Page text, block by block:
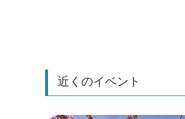
近くのイベント